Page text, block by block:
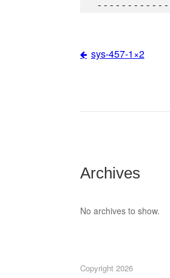
Post
sys-457-1×2
Archives
No archives to show.
Copyright 2026